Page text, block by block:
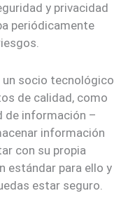
y privacidad
periódicamente
socio tecnológico
de calidad, como
de información –
información
con su propia
estándar para ello y
estar seguro.